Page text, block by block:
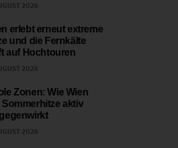
2026
erlebt erneut extreme
und die Fernkälte
auf Hochtouren
2026
Zonen: Wie Wien
Sommerhitze aktiv
2026